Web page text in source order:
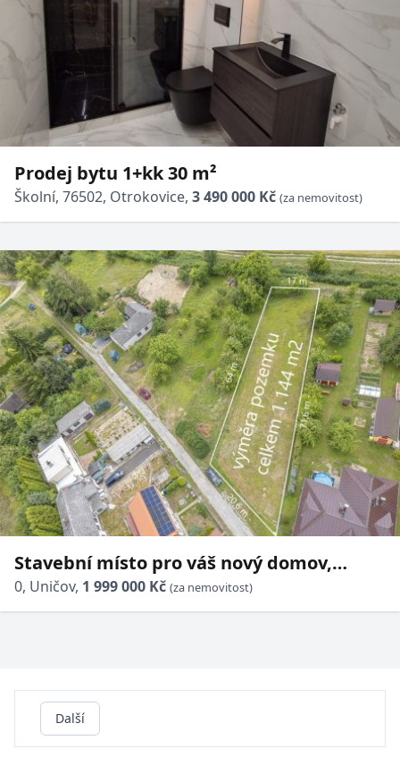
Prodej bytu 1+kk 30 m²
Školní, 76502, Otrokovice, 3 490 000 Kč (za nemovitost)
Stavební místo pro váš nový domov,
výměra 1.144m2 - Uničov, místní část
Renoty
0, Uničov, 1 999 000 Kč (za nemovitost)
Další